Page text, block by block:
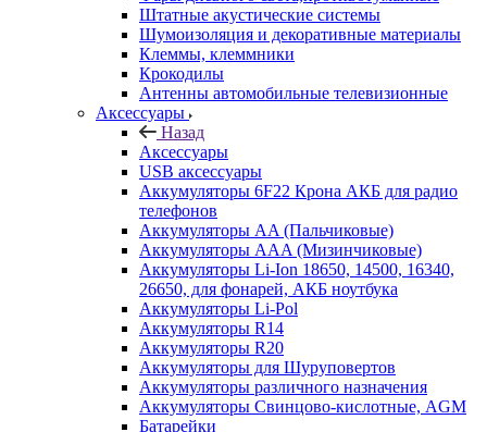
Штатные акустические системы
Шумоизоляция и декоративные материалы
Клеммы, клеммники
Крокодилы
Антенны автомобильные телевизионные
Аксессуары
Назад
Аксессуары
USB аксессуары
Аккумуляторы 6F22 Крона АКБ для радио
телефонов
Аккумуляторы AA (Пальчиковые)
Аккумуляторы AAA (Мизинчиковые)
Аккумуляторы Li-Ion 18650, 14500, 16340,
26650, для фонарей, АКБ ноутбука
Аккумуляторы Li-Pol
Аккумуляторы R14
Аккумуляторы R20
Аккумуляторы для Шуруповертов
Аккумуляторы различного назначения
Аккумуляторы Свинцово-кислотные, AGM
Батарейки